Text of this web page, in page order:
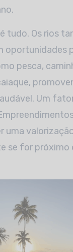
tudo. Os rios
oportunidades
pesca,
Um
uma
se for próximo